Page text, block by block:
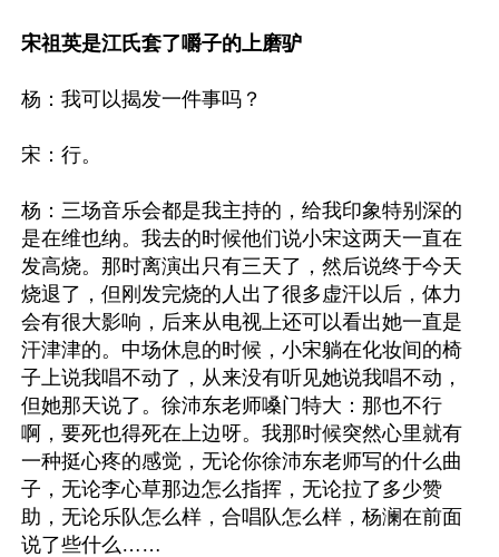
宋祖英是江氏套了嚼子的上磨驴
杨：我可以揭发一件事吗？
宋：行。
杨：三场音乐会都是我主持的，给我印象特别深的
是在维也纳。我去的时候他们说小宋这两天一直在
发高烧。那时离演出只有三天了，然后说终于今天
烧退了，但刚发完烧的人出了很多虚汗以后，体力
会有很大影响，后来从电视上还可以看出她一直是
汗津津的。中场休息的时候，小宋躺在化妆间的椅
子上说我唱不动了，从来没有听见她说我唱不动，
但她那天说了。徐沛东老师嗓门特大：那也不行
啊，要死也得死在上边呀。我那时候突然心里就有
一种挺心疼的感觉，无论你徐沛东老师写的什么曲
子，无论李心草那边怎么指挥，无论拉了多少赞
助，无论乐队怎么样，合唱队怎么样，杨澜在前面
说了些什么……